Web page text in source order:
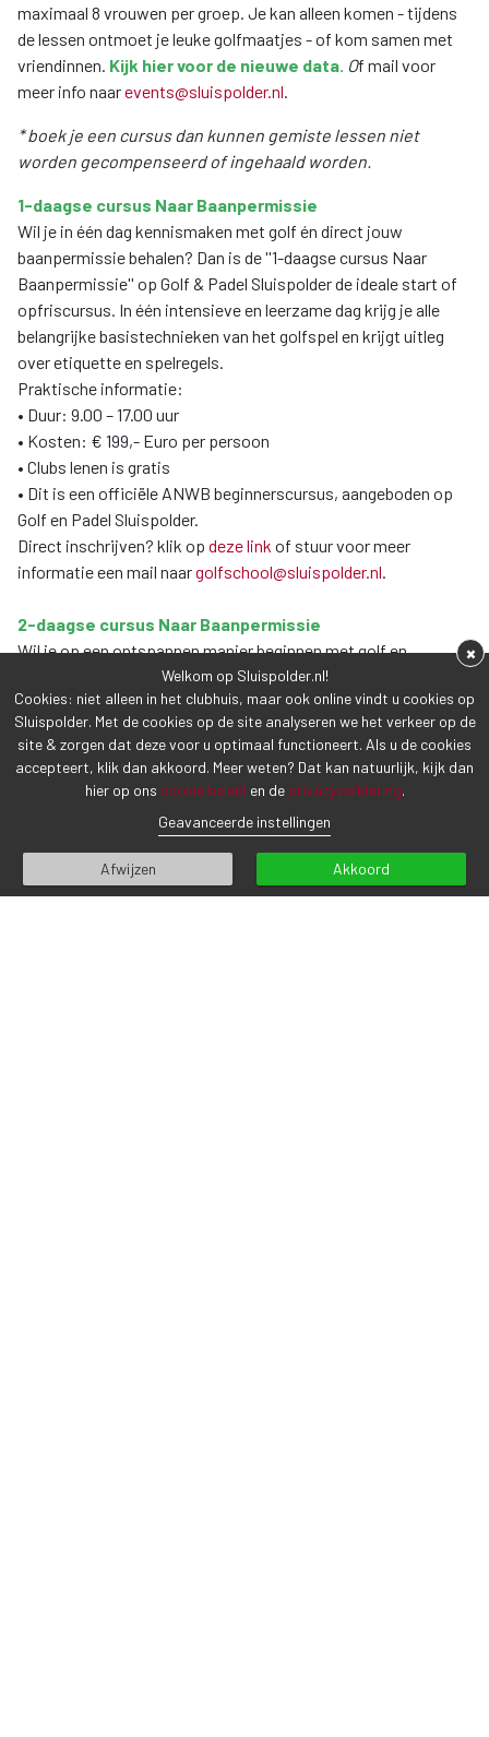
maximaal 8 vrouwen per groep. Je kan alleen komen - tijdens
de lessen ontmoet je leuke golfmaatjes - of kom samen met
vriendinnen. Kijk hiervoor de nieuwe data. Of mail voor
meer info naarevents@sluispolder.nl
* boek je een cursus dan kunnen gemiste lessen niet
worden gecompenseerd of ingehaald worden.
1-daagse cursus Naar Baanpermissie
Wil je in één dag kennismaken met golf én direct jouw
baanpermissie behalen? Dan is de ''1-daagse cursus Naar
Baanpermissie'' op Golf & Padel Sluispolder de ideale start of
opfriscursus. In één intensieve en leerzame dag krijg je alle
belangrijke basistechnieken van het golfspel en krijgt uitleg
over etiquette en spelregels.
Praktische informatie:
• Duur: 9.00 – 17.00 uur
• Kosten: € 199,- Euro per persoon
• Clubs lenen is gratis
• Dit is een officiële ANWB beginnerscursus, aangeboden op
Golf en Padel Sluispolder.
Direct inschrijven? klik op deze link of stuur voor meer
informatie een mail naargolfschool@sluispolder.nl
2-daagse cursus Naar Baanpermissie
Wil je op een ontspannen manier beginnen met golf en
toewerken naar je baanpermissie? Dan is de ''2-daagse cursus
Naar Baanpermissie'' een ideale keuze. Deze cursus behandelt
dezelfde onderdelen als de 1-daagse variant, maar is minder
intensief doordat de lesstof verdeeld is over twee dagen.
Praktische informatie:
• Kosten: €169,- per persoon
• Clubs lenen is gratis
• Dit is een officiële ANWB beginnerscursus, aangeboden op
Welkom op Sluispolder.nl!
Cookies: niet alleen in het clubhuis, maar ook online vindt u cookies op
Sluispolder. Met de cookies op de site analyseren we het verkeer op de
site & zorgen dat deze voor u optimaal functioneert. Als u de cookies
accepteert, klik dan akkoord. Meer weten? Dat kan natuurlijk, kijk dan
hier op ons cookie beleid en de privacyverklaring.
Geavanceerde instellingen
Afwijzen Akkoord
×